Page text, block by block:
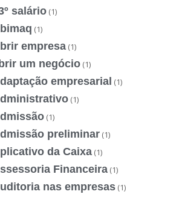
salário (1)
(1)
empresa (1)
um negócio (1)
empresarial (1)
(1)
(1)
preliminar (1)
da Caixa (1)
Financeira (1)
nas empresas (1)